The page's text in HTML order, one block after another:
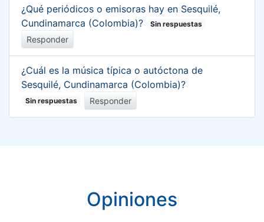
¿Qué periódicos o emisoras hay en Sesquilé,
Cundinamarca (Colombia)?
Sin respuestas
Responder
¿Cuál es la música típica o autóctona de
Sesquilé, Cundinamarca (Colombia)?
Sin respuestas Responder
Opiniones